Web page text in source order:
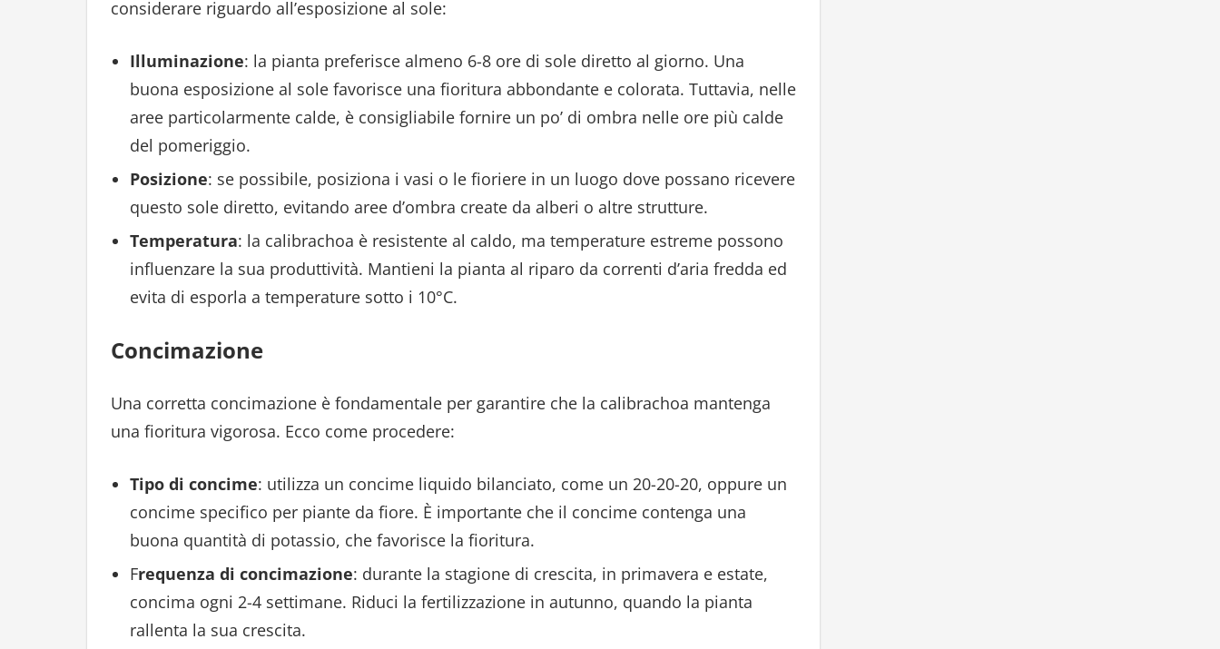
considerare riguardo all’esposizione al sole:
Illuminazione: la pianta preferisce almeno 6-8 ore di sole diretto al giorno. Una
buona esposizione al sole favorisce una fioritura abbondante e colorata. Tuttavia, nelle
aree particolarmente calde, è consigliabile fornire un po’ di ombra nelle ore più calde
del pomeriggio.
Posizione: se possibile, posiziona i vasi o le fioriere in un luogo dove possano ricevere
questo sole diretto, evitando aree d’ombra create da alberi o altre strutture.
Temperatura: la calibrachoa è resistente al caldo, ma temperature estreme possono
influenzare la sua produttività. Mantieni la pianta al riparo da correnti d’aria fredda ed
evita di esporla a temperature sotto i 10°C.
Concimazione
Una corretta concimazione è fondamentale per garantire che la calibrachoa mantenga
una fioritura vigorosa. Ecco come procedere:
Tipo di concime: utilizza un concime liquido bilanciato, come un 20-20-20, oppure un
concime specifico per piante da fiore. È importante che il concime contenga una
buona quantità di potassio, che favorisce la fioritura.
Frequenza di concimazione: durante la stagione di crescita, in primavera e estate,
concima ogni 2-4 settimane. Riduci la fertilizzazione in autunno, quando la pianta
rallenta la sua crescita.